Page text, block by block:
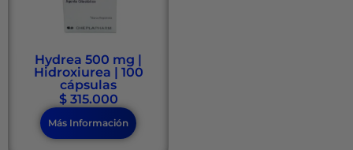
Hydrea 500 mg |
Hidroxiurea | 100
cápsulas
$315.000
Más Información